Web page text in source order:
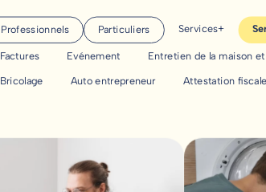
Professionnels Particuliers Services+
Factures Evénement Entretien de la maison
Bricolage Auto entrepreneur Attestation fiscale